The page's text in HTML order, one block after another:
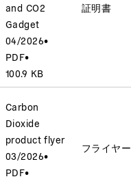
and CO2
Gadget
04/2026•
PDF•
100.9 KB
証明書
Carbon
Dioxide
product flyer
03/2026•
PDF•
フライヤー